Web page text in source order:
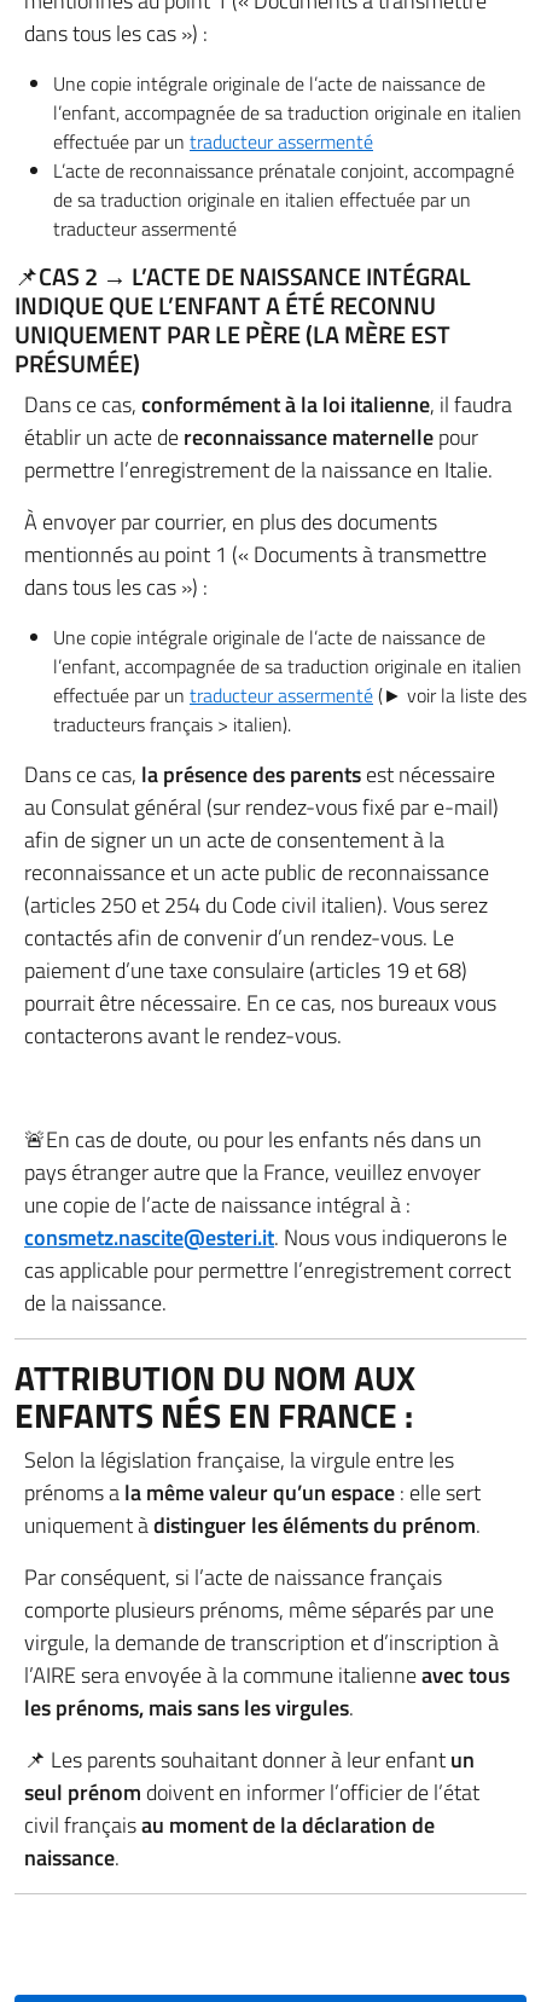
dans tous les cas ») :
Une copie intégrale originale de l’acte de naissance de
l’enfant, accompagnée de sa traduction originale en italien
effectuée par un traducteur assermenté
L’acte de reconnaissance prénatale conjoint, accompagné
de sa traduction originale en italien effectuée par un
traducteur assermenté
📌CAS 2 → L’ACTE DE NAISSANCE INTÉGRAL
INDIQUE QUE L’ENFANT A ÉTÉ RECONNU
UNIQUEMENT PAR LE PÈRE (LA MÈREEST
PRÉSUMÉE)
Dans ce cas,conformément à la loi italienne, il faudra
établir un acte dereconnaissance maternellepour
permettre l’enregistrement de la naissance en Italie.
À envoyer par courrier, en plus des documents
mentionnés au point 1 (« Documents à transmettre
dans tous les cas ») :
Une copie intégrale originale de l’acte de naissance de
l’enfant, accompagnée de sa traduction originale en italien
effectuée par un traducteur assermenté(► voir la liste des
traducteurs français > italien).
Dans ce cas, la présence des parentsest nécessaire
au Consulat général (sur rendez-vous fixé par e-mail)
afin de signer un un acte de consentement à la
reconnaissance et un acte public de reconnaissance
(articles 250 et 254 du Code civil italien). Vous serez
contactés afin de convenir d’un rendez-vous. Le
paiement d’une taxe consulaire (articles 19 et 68)
pourrait être nécessaire. En ce cas, nos bureaux vous
contacterons avant le rendez-vous.
🚨En cas de doute, ou pour les enfants nés dans un
pays étranger autre que la France, veuillez envoyer
une copie de l’acte de naissance intégral à :
consmetz.nascite@esteri.it. Nous vous indiquerons le
cas applicable pour permettre l’enregistrement correct
de la naissance.
ATTRIBUTION DU NOM AUX
ENFANTS NÉS EN FRANCE :
Selon la législation française, la virgule entre les
prénoms ala même valeur qu’un espace: elle sert
uniquement àdistinguer les éléments du prénom.
Par conséquent, si l’acte de naissance français
comporte plusieurs prénoms, même séparés par une
virgule, la demande de transcription et d’inscription à
l’AIRE sera envoyée à la commune italienneavec tous
les prénoms, mais sans les virgules.
📌 Les parents souhaitant donner à leur enfantun
seul prénom doivent en informer l’officier de l’état
civil françaisau moment de la déclaration de
naissance.